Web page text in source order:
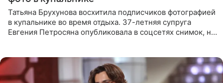
Татьяна Брухунова восхитила подписчиков фотографией
в купальнике во время отдыха. 37-летняя супруга
Евгения Петросяна опубликовала в соцсетях снимок, на